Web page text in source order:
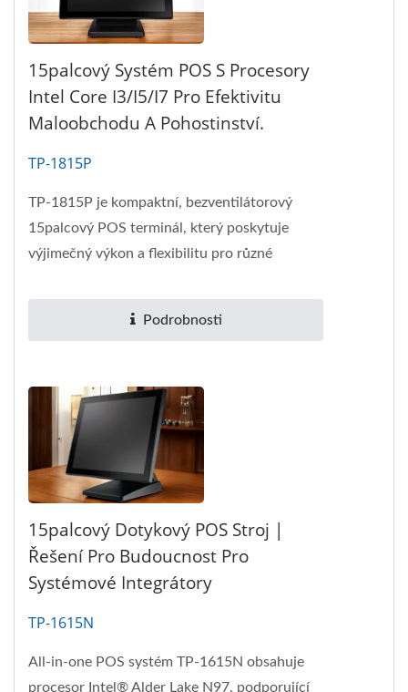
15palcový Systém POS S Procesory
Intel Core I3/i5/i7 Pro Efektivitu
Maloobchodu A Pohostinství.
TP-1815P
TP-1815P je kompaktní, bezventilátorový
15palcový POS terminál, který poskytuje
výjimečný výkon a flexibilitu pro různé
Podrobnosti
15palcový Dotykový POS Stroj |
Řešení Pro Budoucnost Pro
Systémové Integrátory
TP-1615N
All-in-one POS systém TP-1615N obsahuje
procesor Intel® Alder Lake N97, podporující